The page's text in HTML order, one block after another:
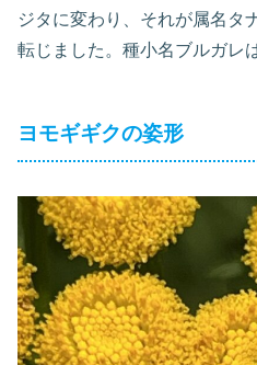
ジタに変わり、それが属名タ
転じました。種小名ブルガレ
ヨモギギクの姿形